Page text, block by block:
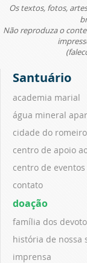
Os textos, fotos,
Não reproduza o
Santuário
academia marial
água mineral
cidade do romeiro
centro de apoio
centro de
contato
doação
família dos
história de nossa
imprensa